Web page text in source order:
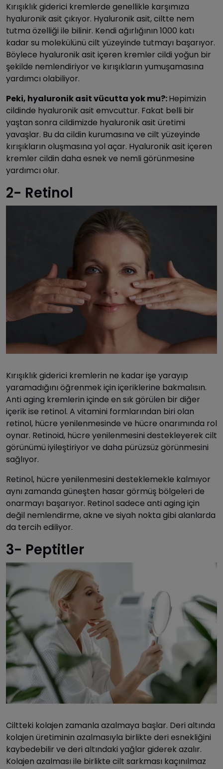
Kırışıklık giderici kremlerde genellikle karşımıza
hyaluronik asit çıkıyor. Hyaluronik asit, ciltte nem
tutma özelliği ile bilinir. Kendi ağırlığının 1000 katı
kadar su molekülünü cilt yüzeyinde tutmayı başarıyor.
Böylece hyaluronik asit içeren kremler cildi yoğun bir
şekilde nemlendiriyor ve kırışıkların yumuşamasına
yardımcı olabiliyor.
Peki, hyaluronik asit vücutta yok mu?:Hepimizin
cildinde hyaluronik asit emvcuttur. Fakat belli bir
yaştan sonra cildimizde hyaluronik asit üretimi
yavaşlar. Bu da cildin kurumasına ve cilt yüzeyinde
kırışıkların oluşmasına yol açar. Hyaluronik asit içeren
kremler cildin daha esnek ve nemli görünmesine
yardımcı olur.
2- Retinol
Kırışıklık giderici kremlerin ne kadar işe yarayıp
yaramadığını öğrenmek için içeriklerine bakmalısın.
Anti aging kremlerin içinde en sık görülen bir diğer
içerik ise retinol. A vitamini formlarından biri olan
retinol, hücre yenilenmesinde ve hücre onarımında rol
oynar. Retinoid, hücre yenilenmesini destekleyerek cilt
görünümü iyileştiriyor ve daha pürüzsüz görünmesini
sağlıyor.
Retinol, hücre yenilenmesini desteklemekle kalmıyor
aynı zamanda güneşten hasar görmüş bölgeleri de
onarmayı başarıyor. Retinol sadece anti aging için
değil nemlendirme, akne ve siyah nokta gibi alanlarda
da tercih ediliyor.
3- Peptitler
Ciltteki kolajen zamanla azalmaya başlar. Deri altında
kolajen üretiminin azalmasıyla birlikte deri esnekliğini
kaybedebilir ve deri altındaki yağlar giderek azalır.
Kolajen azalması ile birlikte cilt sarkması kaçınılmaz